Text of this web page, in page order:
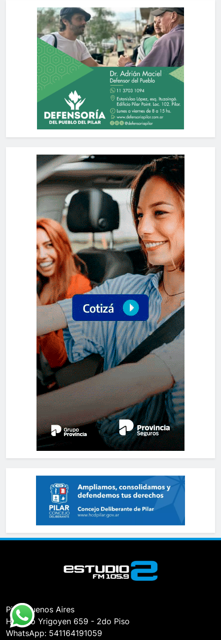
Pilar, Buenos Aires
Hipólito Yrigoyen 659 - 2do Piso
WhatsApp: 541164191059